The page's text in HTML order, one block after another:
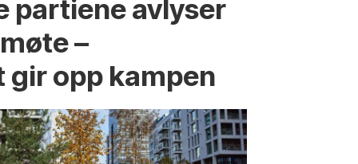
partiene avlyser
–
opp kampen